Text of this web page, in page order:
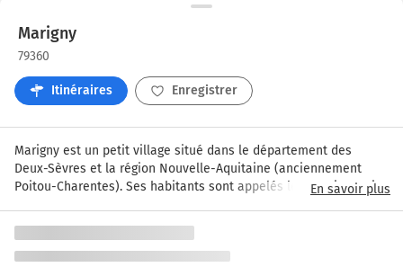
Marigny
79360
Itinéraires Enregistrer
Marigny est un petit village situé dans le département des
Deux-Sèvres et la région Nouvelle-Aquitaine (anciennement
Poitou-Charentes). Ses habitants sont appelés les Martignaçais
compte 873 habitants pour une densité de 28,9 habitants par
km². Elle est entourée par les communes de Juscorps, Les
Fosses et Granzay-Gript, Marigny, et se trouve à 15 km au Sud-
En savoir plus